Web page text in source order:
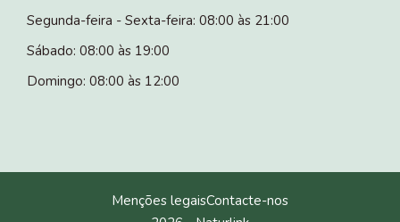
Segunda-feira - Sexta-feira: 08:00 às 21:00
Sábado: 08:00 às 19:00
Domingo: 08:00 às 12:00
Menções legaisContacte-nos